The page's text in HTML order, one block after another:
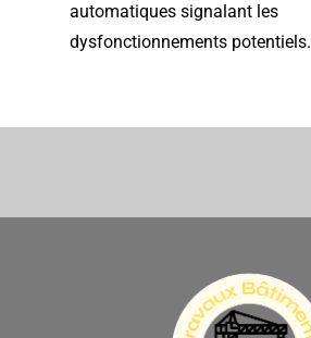
automatiques signalant les
dysfonctionnements potentiels.